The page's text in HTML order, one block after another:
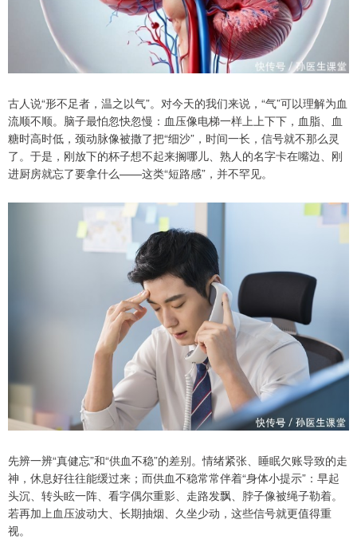
古人说“形不足者，温之以气”。对今天的我们来说，“气”可以理解为血
流顺不顺。脑子最怕忽快忽慢：血压像电梯一样上上下下，血脂、血
糖时高时低，颈动脉像被撒了把“细沙”，时间一长，信号就不那么灵
了。于是，刚放下的杯子想不起来搁哪儿、熟人的名字卡在嘴边、刚
进厨房就忘了要拿什么——这类“短路感”，并不罕见。
先辨一辨“真健忘”和“供血不稳”的差别。情绪紧张、睡眠欠账导致的走
神，休息好往往能缓过来；而供血不稳常常伴着“身体小提示”：早起
头沉、转头眩一阵、看字偶尔重影、走路发飘、脖子像被绳子勒着。
若再加上血压波动大、长期抽烟、久坐少动，这些信号就更值得重
视。